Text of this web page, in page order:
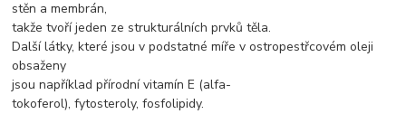
stěn a membrán,
takže tvoří jeden ze strukturálních prvků těla.
Další látky, které jsou v podstatné míře v ostropestřcovém oleji
obsaženy
jsou například přírodnívitamín E (alfa-
tokoferol),fytosteroly,fosfolipidy.